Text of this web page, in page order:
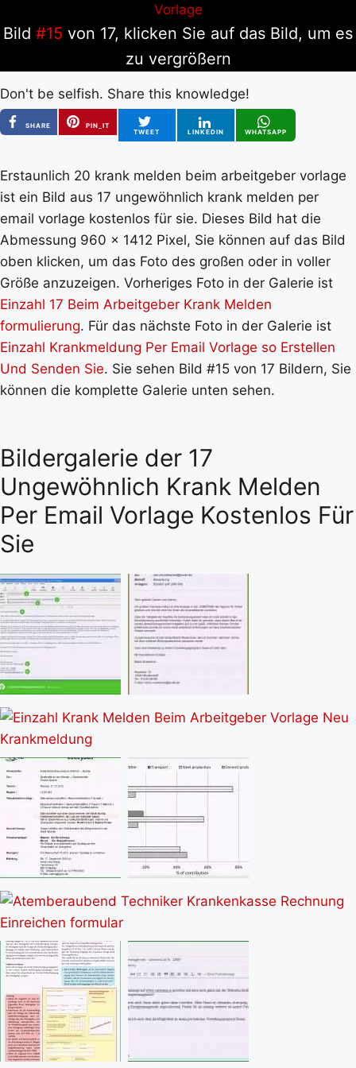
Bild #15 von 17, klicken Sie auf das Bild, um es
zu vergrößern
Don't be selfish. Share this knowledge!
SHARE
PIN_IT
TWEET
LINKEDIN WHATSAPP
Erstaunlich 20 krank melden beim arbeitgeber vorlage
ist ein Bild aus 17 ungewöhnlich krank melden per
email vorlage kostenlos für sie. Dieses Bild hat die
Abmessung 960 x 1412 Pixel, Sie können auf das Bild
oben klicken, um das Foto des großen oder in voller
Größe anzuzeigen. Vorheriges Foto in der Galerie ist
Einzahl 17 Beim Arbeitgeber Krank Melden
formulierung. Für das nächste Foto in der Galerie ist
Einzahl Krankmeldung Per Email Vorlage so Erstellen
Und Senden Sie. Sie sehen Bild #15 von 17 Bildern, Sie
können die komplette Galerie unten sehen.
Bildergalerie der 17
Ungewöhnlich Krank Melden
Per Email Vorlage Kostenlos Für
Sie